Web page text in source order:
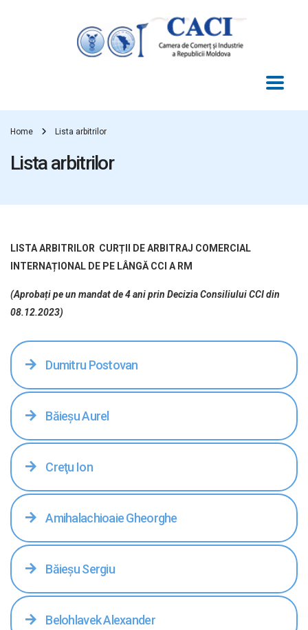
Home Lista arbitrilor
Lista arbitrilor
LISTA ARBITRILOR CURȚII DE ARBITRAJ COMERCIAL
INTERNAȚIONAL DE PE LÂNGĂ CCI A RM
(Aprobați pe un mandat de 4 ani prin Decizia Consiliului CCI din
08.12.2023)
Dumitru Postovan
Băieşu Aurel
Creţu Ion
Amihalachioaie Gheorghe
Băieşu Sergiu
Belohlavek Alexander